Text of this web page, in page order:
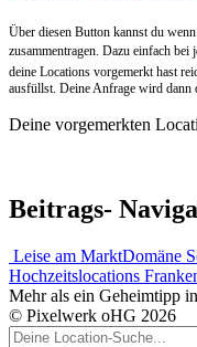
Über diesen Button kannst du
zusammentragen. Dazu einfach
deine Locations vorgemerkt hast
ausfüllst. Deine Anfrage wird dann
Deine vorgemerkten
Beitrags-
Leise am MarktDomäne
Hochzeitslocations
Mehr als ein Geheimtipp
© Pixelwerk oHG 2026